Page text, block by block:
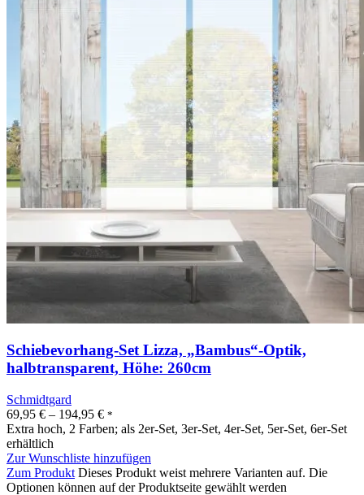
Schiebevorhang-Set Lizza, „Bambus“-Optik,
halbtransparent, Höhe: 260cm
Schmidtgard
69,95 € – 194,95 € *
Extra hoch, 2 Farben; als 2er-Set, 3er-Set, 4er-Set, 5er-Set, 6er-Set
erhältlich
Zur Wunschliste hinzufügen
Zum Produkt Dieses Produkt weist mehrere Varianten auf. Die
Optionen können auf der Produktseite gewählt werden